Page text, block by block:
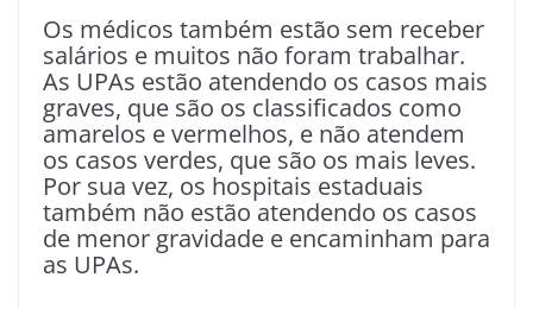
Os médicos também estão sem receber
salários e muitos não foram trabalhar.
As UPAs estão atendendo os casos mais
graves, que são os classificados como
amarelos e vermelhos, e não atendem
os casos verdes, que são os mais leves.
Por sua vez, os hospitais estaduais
também não estão atendendo os casos
de menor gravidade e encaminham para
as UPAs.